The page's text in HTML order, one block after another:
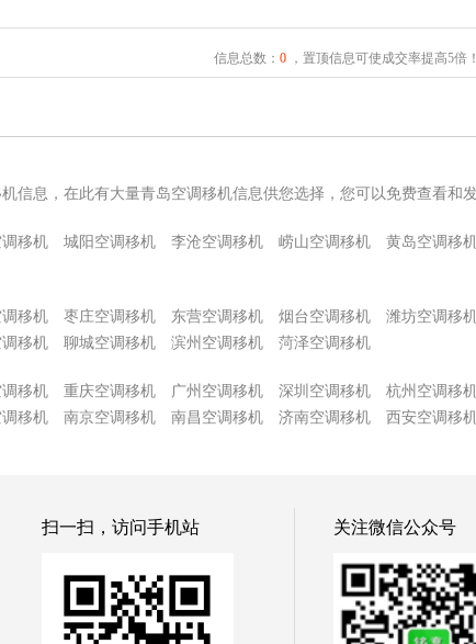
信息总数： 0，置顶信息可使成交率提高5倍！
信息，在此有大量青岛空调移机信息供您选择，您可以免费查看和
移机 城阳空调移机 李沧空调移机 崂山空调移机 黄岛空调移
移机 枣庄空调移机 东营空调移机 烟台空调移机 潍坊空调移
移机 聊城空调移机 滨州空调移机 菏泽空调移机
移机 重庆空调移机 广州空调移机 深圳空调移机 杭州空调移
移机 南京空调移机 南昌空调移机 济南空调移机 西安空调移
扫一扫，访问手机站 关注微信公众号